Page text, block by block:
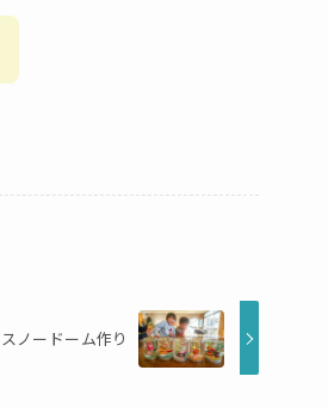
スノードーム作り